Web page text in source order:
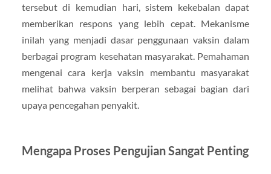
tersebut di kemudian hari, sistem kekebalan dapat
memberikan respons yang lebih cepat. Mekanisme
inilah yang menjadi dasar penggunaan vaksin dalam
berbagai program kesehatan masyarakat. Pemahaman
mengenai cara kerja vaksin membantu masyarakat
melihat bahwa vaksin berperan sebagai bagian dari
upaya pencegahan penyakit.
Mengapa Proses Pengujian Sangat Penting